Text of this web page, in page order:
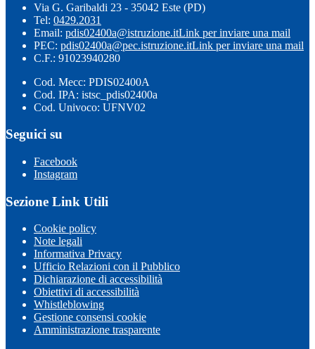
Via G. Garibaldi 23 - 35042 Este (PD)
Tel: 0429.2031
Email: pdis02400a@istruzione.itLink per inviare una mail
PEC: pdis02400a@pec.istruzione.itLink per inviare una mail
C.F.: 91023940280
Cod. Mecc: PDIS02400A
Cod. IPA: istsc_pdis02400a
Cod. Univoco: UFNV02
Seguici su
Facebook
Instagram
Sezione Link Utili
Cookie policy
Note legali
Informativa Privacy
Ufficio Relazioni con il Pubblico
Dichiarazione di accessibilità
Obiettivi di accessibilità
Whistleblowing
Gestione consensi cookie
Amministrazione trasparente